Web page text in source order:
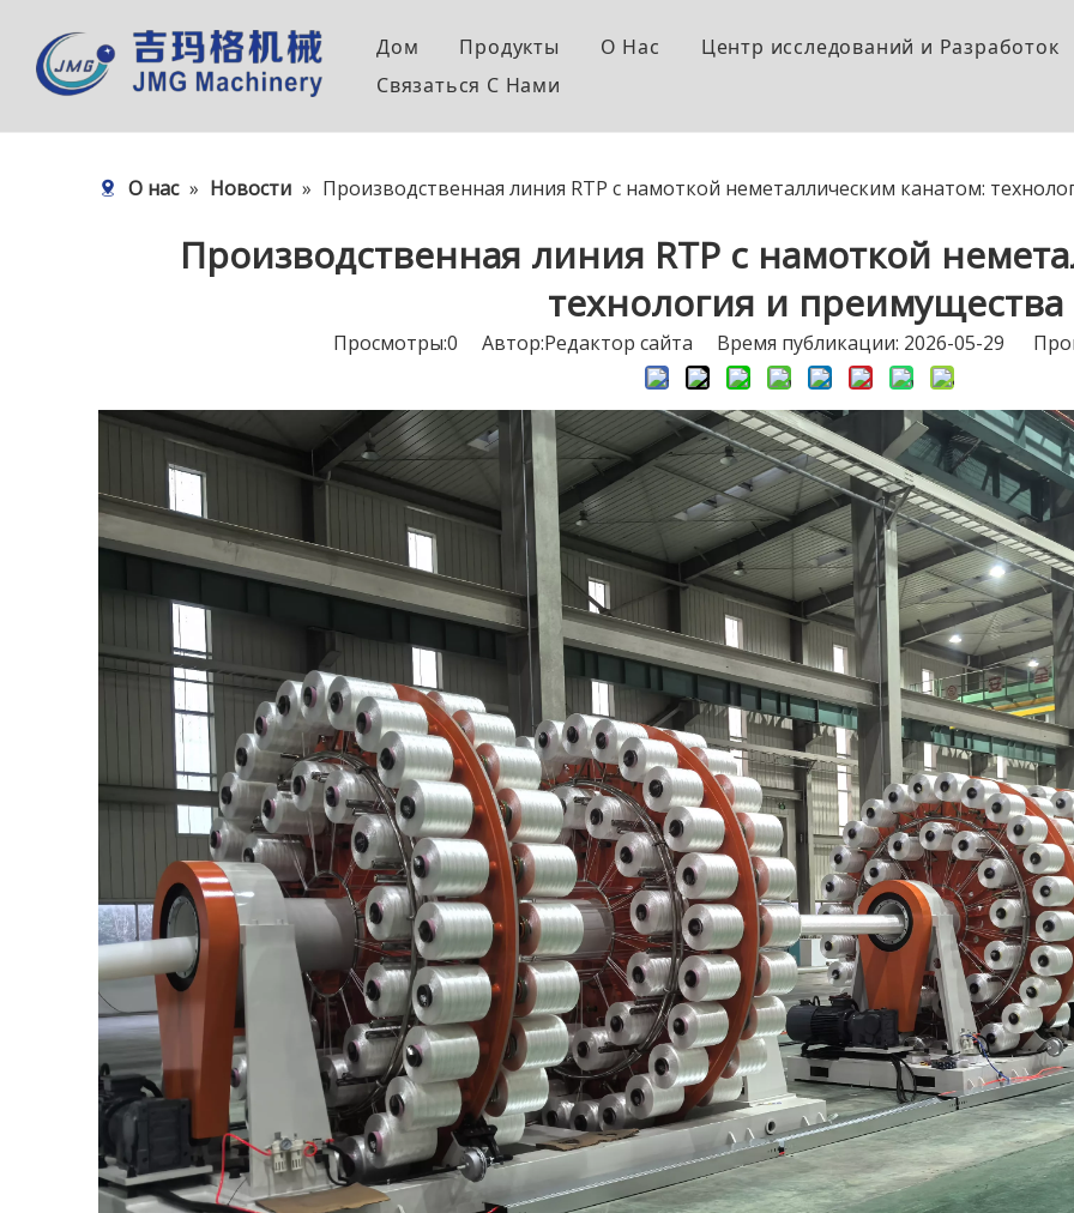
Дом Продукты О Hас Центр исследований и Pазработок
Связаться C Hами
О нас » Новости » Производственная линия RTP с намоткой неметаллическим канатом:
Производственная линия RTP с намоткой
технология и преимущества
Просмотры:0 Автор:Pедактор сайта Время публикации: 2026-05-29